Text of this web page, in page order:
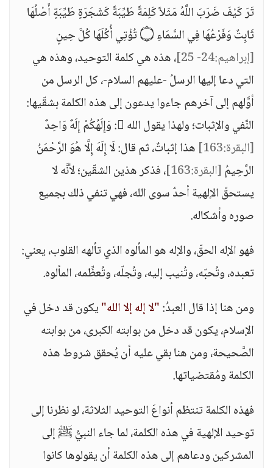
تَرَ كَيْفَ ضَرَبَ اللَّهُ مَثَلاً كَلِمَةً طَيِّبَةً كَشَجَرَةٍ طَيِّبَةٍ أَصْلُهَا
ثَابِتٌ وَفَرْعُهَا فِي السَّمَاءِ ۝ تُؤْتِي أُكُلَهَا كُلَّ حِينٍ
[إبراهيم:24- 25]
، هذه هي كلمة التوحيد، وهذه هي
التي دعا إليها الرسلُ -عليهم السلام-، كل الرسل من
أوَّلهم إلى آخرهم جاءوا يدعون إلى هذه الكلمة بشقّيها:
النَّفي والإثبات؛ ولهذا يقول الله : وَإِلَهُكُمْ إِلَهٌ وَاحِدٌ
[البقرة:163]
هذا إثباتٌ، ثم قال: لَا إِلَهَ إِلَّا هُوَ الرَّحْمَنُ
الرَّحِيمُ[البقرة:163]
، فذكر هذين الشقّين؛ لأنَّه لا
يستحقّ الإلهية أحدٌ سوى الله، فهي تنفي ذلك بجميع
صوره وأشكاله.
فهو الإله الحقّ، والإله هو المألوه الذي تألهه القلوب، يعني:
تعبده، وتُحبّه، وتُنيب إليه، وتُجلّه، وتُعظِّمه، المألوه.
ومن هنا إذا قال العبدُ:"لا إله إلا الله"يكون قد دخل في
الإسلام، يكون قد دخل من بوابته الكبرى، من بوابته
الصَّحيحة، ومن هنا بقي عليه أن يُحقق شروط هذه
الكلمة ومُقتضياتها.
فهذه الكلمة تنتظم أنواعَ التوحيد الثلاثة، لو نظرنا إلى
توحيد الإلهية في هذه الكلمة، لما جاء النبيُّ ﷺ إلى
المشركين ودعاهم إلى هذه الكلمة أن يقولوها كانوا